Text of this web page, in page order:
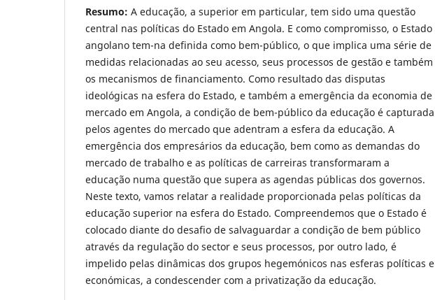
Resumo: A educação, a superior em particular, tem sido uma questão
central nas políticas do Estado em Angola. E como compromisso, o Estado
angolano tem-na definida como bem-público, o que implica uma série de
medidas relacionadas ao seu acesso, seus processos de gestão e também
os mecanismos de financiamento. Como resultado das disputas
ideológicas na esfera do Estado, e também a emergência da economia de
mercado em Angola, a condição de bem-público da educação é capturada
pelos agentes do mercado que adentram a esfera da educação. A
emergência dos empresários da educação, bem como as demandas do
mercado de trabalho e as políticas de carreiras transformaram a
educação numa questão que supera as agendas públicas dos governos.
Neste texto, vamos relatar a realidade proporcionada pelas políticas da
educação superior na esfera do Estado. Compreendemos que o Estado é
colocado diante do desafio de salvaguardar a condição de bem público
através da regulação do sector e seus processos, por outro lado, é
impelido pelas dinâmicas dos grupos hegemónicos nas esferas políticas e
económicas, a condescender com a privatização da educação.